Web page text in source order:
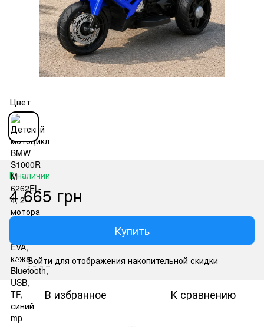
Цвет
В наличии
4 665 грн
Купить
% Войти для отображения накопительной скидки
В избранное К сравнению